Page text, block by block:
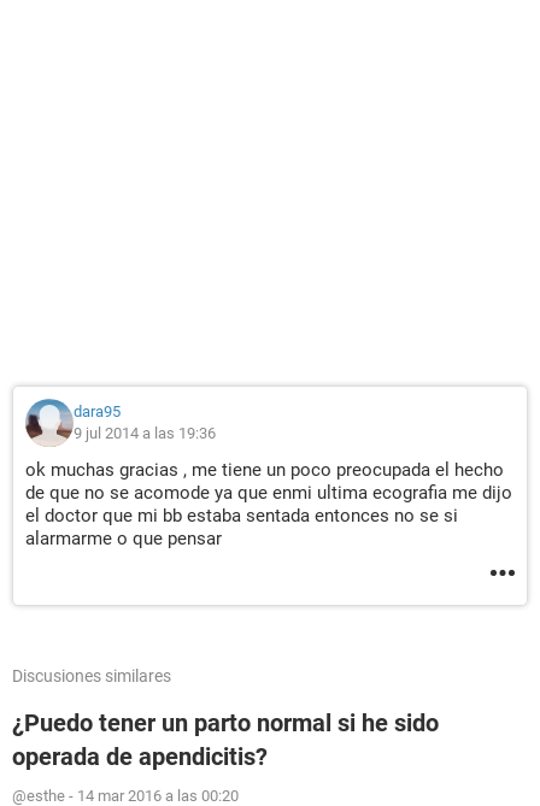
dara95
9 jul 2014 a las 19:36
ok muchas gracias , me tiene un poco preocupada el hecho
de que no se acomode ya que enmi ultima ecografia me dijo
el doctor que mi bb estaba sentada entonces no se si
alarmarme o que pensar
Discusiones similares
¿Puedo tener un parto normal si he sido
operada de apendicitis?
@esthe - 14 mar 2016 a las 00:20